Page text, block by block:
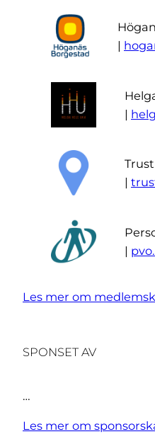
|
|
|
|
Les mer om
SPONSET AV
…
Les mer om